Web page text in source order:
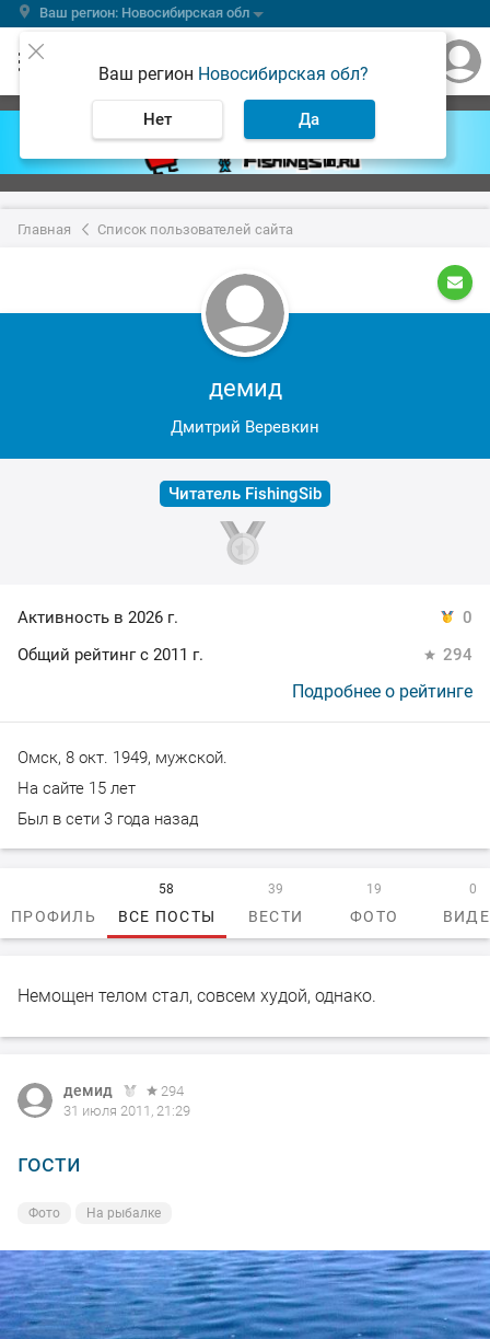
Ваш регион: Новосибирская обл
Ваш регион Новосибирская обл?
Нет Да
Главная Список пользователей сайта
демид
Дмитрий Веревкин
Читатель FishingSib
Активность в 2026 г.
0
Общий рейтинг с 2011 г.
294
Подробнее о рейтинге
Омск, 8 окт. 1949, мужской.
На сайте 15 лет
Был в сети 3 года назад
ПРОФИЛЬ ВСЕ ПОСТЫ
58
ВЕСТИ
39
ФОТО
19 0
Немощен телом стал, совсем худой, однако.
демид
294
31 июля 2011, 21:29
гости
Фото На рыбалке